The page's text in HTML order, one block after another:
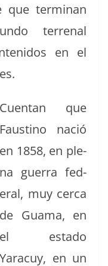
que ter­mi­nan
ter­re­nal
en el
Cuen­tan que
Fausti­no nació
en 1858, en ple­
na guer­ra fed­
er­al, muy cer­ca
de Gua­ma, en
el esta­do
Yaracuy, en un